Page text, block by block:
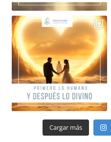
Cargar más